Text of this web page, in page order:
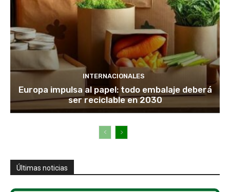
INTERNACIONALES
Europa impulsa al papel: todo embalaje deberá
ser reciclable en 2030
Últimas noticias